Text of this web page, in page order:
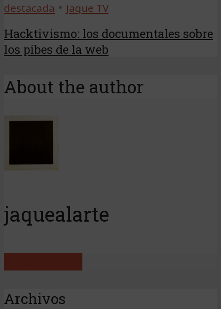
destacada • Jaque TV
Hacktivismo: los documentales sobre
los pibes de la web
About the author
jaquealarte
Archivos